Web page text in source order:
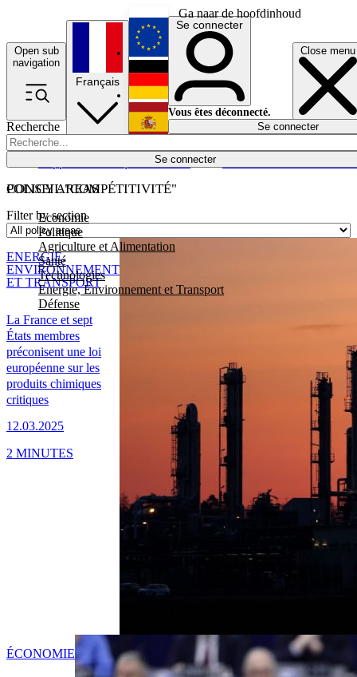
Ga naar de hoofdinhoud
Open sub
navigation
Close menu
Recherche
Se connecter
POLICY AREAS
Economie
Politique
Agriculture et Alimentation
Santé
Technologies
Energie, Environnement et Transport
Défense
Économie
Français
English
Deutsch
Español
Se connecter
Vous êtes déconnecté.
Se connecter
CONSEIL "COMPÉTITIVITÉ"
Filter by section
La France et sept
États membres
préconisent une loi
européenne sur les
produits chimiques
critiques
12.03.2025
ENERGIE,
ENVIRONNEMENT
ET TRANSPORT
2 MINUTES
ÉCONOMIE